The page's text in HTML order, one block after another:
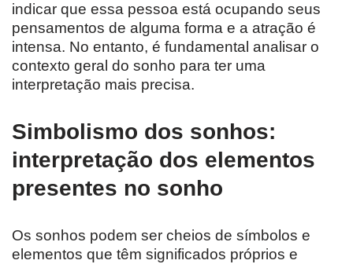
indicar que essa pessoa está ocupando seus
pensamentos de alguma forma e a atração é
intensa. No entanto, é fundamental analisar o
contexto geral do sonho para ter uma
interpretação mais precisa.
Simbolismo dos sonhos:
interpretação dos elementos
presentes no sonho
Os sonhos podem ser cheios de símbolos e
elementos que têm significados próprios e